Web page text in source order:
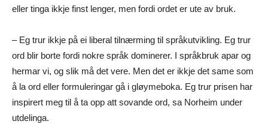
eller tinga ikkje finst lenger, men fordi ordet er ute av bruk.
– Eg trur ikkje på ei liberal tilnærming til språkutvikling. Eg trur
ord blir borte fordi nokre språk dominerer. I språkbruk apar og
hermar vi, og slik må det vere. Men det er ikkje det same som
å la ord eller formuleringar gå i gløymeboka. Eg trur prisen har
inspirert meg til å ta opp att sovande ord, sa Norheim under
utdelinga.